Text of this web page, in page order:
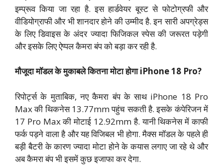
इम्प्रूव किया जा रहा है. इस हार्डवेयर बूस्ट से फोटोग्रफी और
वीडियोग्राफी और भी शानदार होने की उम्मीद है. इन सारी अपग्रेड्स
के लिए डिवाइस के अंदर ज्यादा फिजिकल स्पेस की जरूरत पड़ेगी
और इसके लिए ऐप्पल कैमरा बंप को बड़ा कर रही है.
मौजूदा मॉडल के मुकाबले कितना मोटा होगा iPhone 18 Pro?
रिपोर्ट्स के मुताबिक, नए कैमरा बंप के साथ iPhone 18 Pro
Max की थिकनेस 13.77mm पहुंच सकती है. इसके कंपेरिजन में
17 Pro Max की मोटाई 12.92mm है. यानी थिकनेस में काफी
फर्क पड़ने वाला है और यह विजिबल भी होगा. मैक्स मॉडल के पहले ही
बड़ी बैटरी के कारण ज्यादा मोटा होने के कयास लगाए जा रहे थे और
अब कैमरा बंप भी इसमें कुछ इजाफा कर देगा.